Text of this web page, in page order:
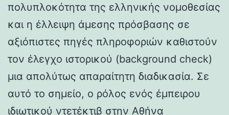
πολυπλοκότητα της ελληνικής νομοθεσίας
και η έλλειψη άμεσης πρόσβασης σε
αξιόπιστες πηγές πληροφοριών καθιστούν
τον έλεγχο ιστορικού (background check)
μια απολύτως απαραίτητη διαδικασία. Σε
αυτό το σημείο, ο ρόλος ενός έμπειρου
ιδιωτικού ντετέκτιβ στην Αθήνα